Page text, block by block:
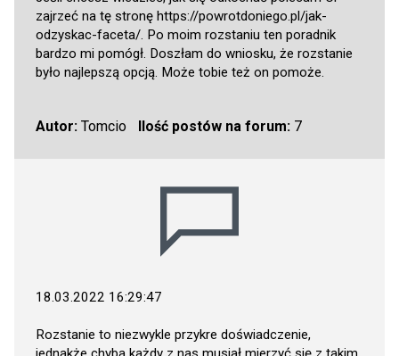
zajrzeć na tę stronę https://powrotdoniego.pl/jak-
odzyskac-faceta/. Po moim rozstaniu ten poradnik
bardzo mi pomógł. Doszłam do wniosku, że rozstanie
było najlepszą opcją. Może tobie też on pomoże.
Autor: Tomcio Ilość postów na forum:7
18.03.2022 16:29:47
Rozstanie to niezwykle przykre doświadczenie,